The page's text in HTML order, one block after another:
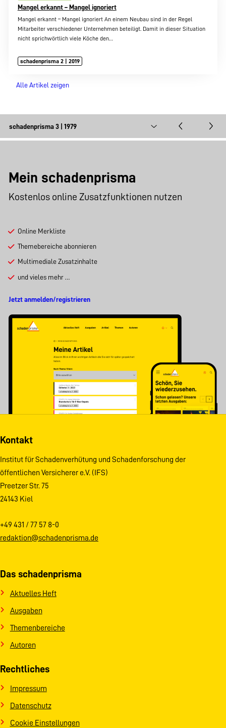
Mangel erkannt – Mangel ignoriert
Mangel erkannt – Mangel ignoriert An einem Neubau sind in der Regel
Mitarbeiter verschiedener Unternehmen beteiligt. Damit in dieser Situation
nicht sprichwörtlich viele Köche den…
schadenprisma 2 | 2019
Alle Artikel zeigen
Mein schadenprisma
Kostenlos online Zusatzfunktionen nutzen
Online Merkliste
Themebereiche abonnieren
Multimediale Zusatzinhalte
und vieles mehr …
Jetzt anmelden/registrieren
Kontakt
Institut für Schadenverhütung und Schadenforschung der
öffentlichen Versicherer e.V. (IFS)
Preetzer Str. 75
24143 Kiel
+49 431 / 77 57 8-0
redaktion@schadenprisma.de
Das schadenprisma
Aktuelles Heft
Ausgaben
Themenbereiche
Autoren
Rechtliches
Impressum
Datenschutz
Cookie Einstellungen